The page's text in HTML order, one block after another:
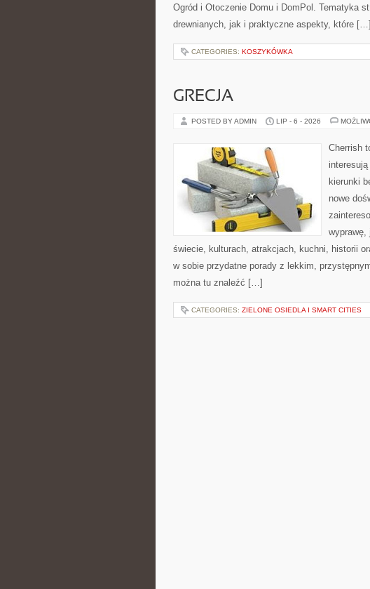
Ogród i Otoczenie Domu i DomPol. Tematyka
drewnianych, jak i praktyczne aspekty, które […]
CATEGORIES: KOSZYKÓWKA
GRECJA
POSTED BY ADMIN LIP - 6 - 2026
Cherrish
kierunki
nowe
świecie, kulturach, atrakcjach, kuchni, historii
w sobie przydatne porady z lekkim,
można tu znaleźć […]
CATEGORIES: ZIELONE OSIEDLA I SMART CITIES